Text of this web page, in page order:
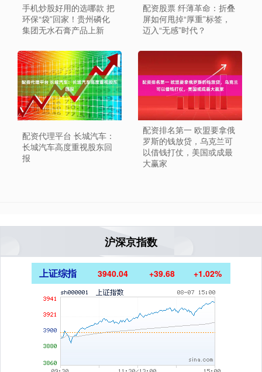
手机炒股好用的选哪款 把
环保“袋”回家！贵州磷化
集团无水石膏产品上新
配资股票 纤薄革命：折叠
屏如何甩掉“厚重”标签，
迈入“无感”时代？
配资代理平台 长城汽车：
长城汽车高度重视股东回
报
配资排名第一 欧盟要拿俄
罗斯的钱放贷，乌克兰可
以借钱打仗，美国或成最
大赢家
沪深京指数
上证综指 3940.04 +39.68 +1.02%